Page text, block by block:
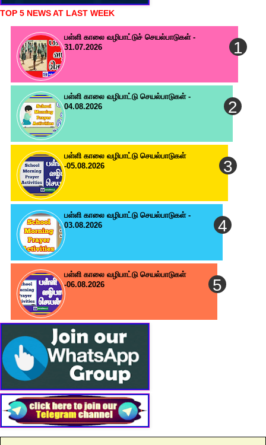
TOP 5 NEWS AT LAST WEEK
பள்ளி காலை வழிபாட்டுச் செயல்பாடுகள் -
31.07.2026
பள்ளி காலை வழிபாட்டு செயல்பாடுகள் -
04.08.2026
பள்ளி காலை வழிபாட்டு செயல்பாடுகள்
-05.08.2026
பள்ளி காலை வழிபாட்டு செயல்பாடுகள் -
03.08.2026
பள்ளி காலை வழிபாட்டு செயல்பாடுகள்
-06.08.2026